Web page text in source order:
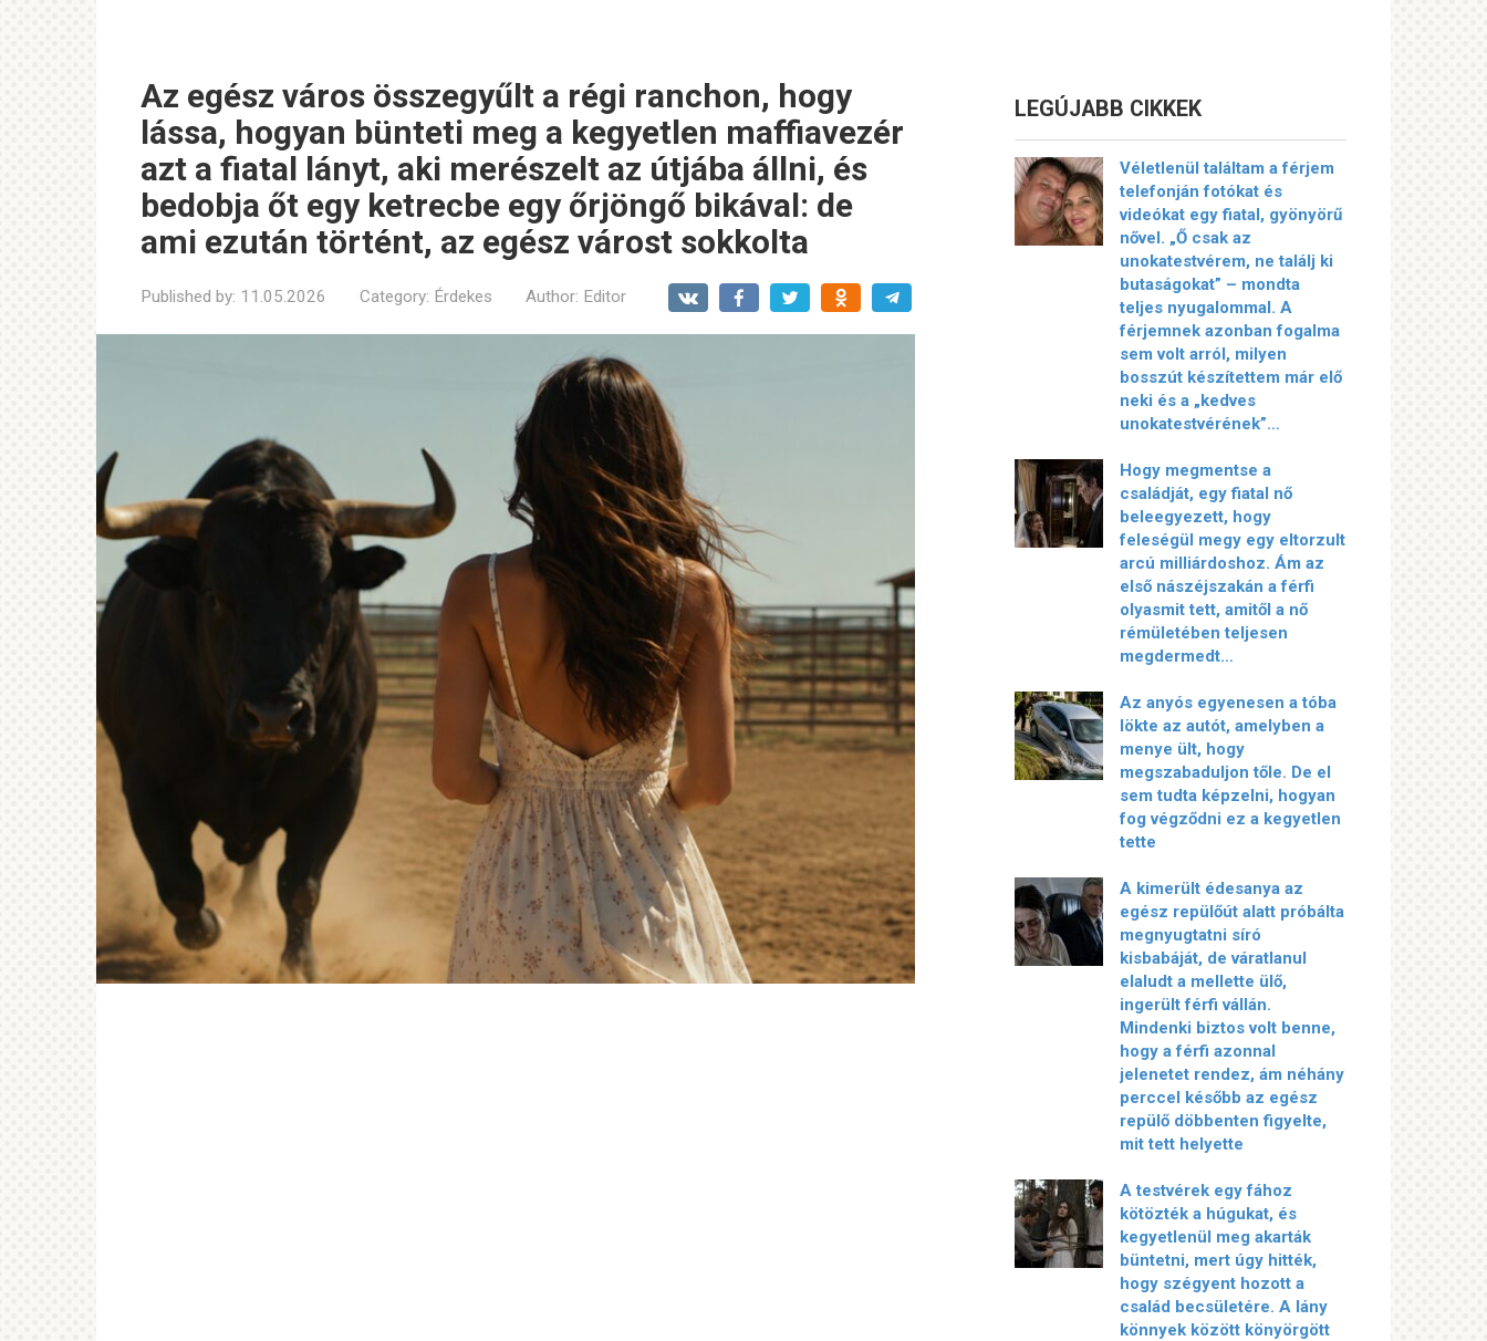
Az egész város összegyűlt a régi ranchon, hogy
lássa, hogyan bünteti meg a kegyetlen maffiavezér
azt a fiatal lányt, aki merészelt az útjába állni, és
bedobja őt egy ketrecbe egy őrjöngő bikával: de
ami ezután történt, az egész várost sokkolta
Published by: 11.05.2026 Category: Érdekes Author: Editor
LEGÚJABB CIKKEK
Véletlenül találtam a férjem
telefonján fotókat és
videókat egy fiatal, gyönyörű
nővel. „Ő csak az
unokatestvérem, ne találj ki
butaságokat” – mondta
teljes nyugalommal. A
férjemnek azonban fogalma
sem volt arról, milyen
bosszút készítettem már elő
neki és a „kedves
unokatestvérének”…
Hogy megmentse a
családját, egy fiatal nő
beleegyezett, hogy
feleségül megy egy eltorzult
arcú milliárdoshoz. Ám az
első nászéjszakán a férfi
olyasmit tett, amitől a nő
rémületében teljesen
megdermedt…
Az anyós egyenesen a tóba
lökte az autót, amelyben a
menye ült, hogy
megszabaduljon tőle. De el
sem tudta képzelni, hogyan
fog végződni ez a kegyetlen
tette
A kimerült édesanya az
egész repülőút alatt próbálta
megnyugtatni síró
kisbabáját, de váratlanul
elaludt a mellette ülő,
ingerült férfi vállán.
Mindenki biztos volt benne,
hogy a férfi azonnal
jelenetet rendez, ám néhány
perccel később az egész
repülő döbbenten figyelte,
mit tett helyette
A testvérek egy fához
kötözték a húgukat, és
kegyetlenül meg akarták
büntetni, mert úgy hitték,
hogy szégyent hozott a
család becsületére. A lány
könnyek között könyörgött